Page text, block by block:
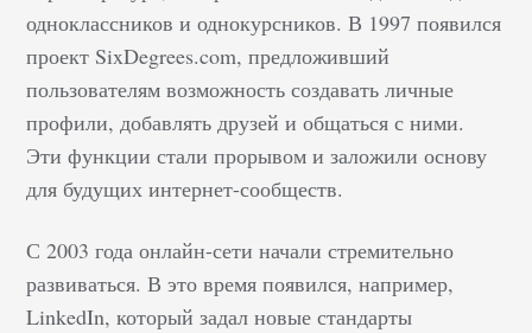
одноклассников и однокурсников. В 1997 появился
проект SixDegrees.com, предложивший
пользователям возможность создавать личные
профили, добавлять друзей и общаться с ними.
Эти функции стали прорывом и заложили основу
для будущих интернет-сообществ.
С 2003 года онлайн-сети начали стремительно
развиваться. В это время появился, например,
LinkedIn, который задал новые стандарты